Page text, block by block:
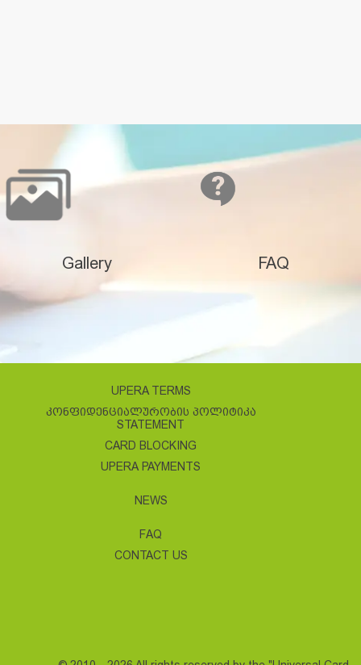
Gallery FAQ
UPERA TERMS
ᲙᲝᲜᲤᲘᲓᲔᲜᲪᲘᲐᲚᲣᲠᲝᲑᲘᲡ ᲞᲝᲚᲘᲢᲘᲙᲐ
STATEMENT
CARD BLOCKING
UPERA PAYMENTS
NEWS
FAQ
CONTACT US